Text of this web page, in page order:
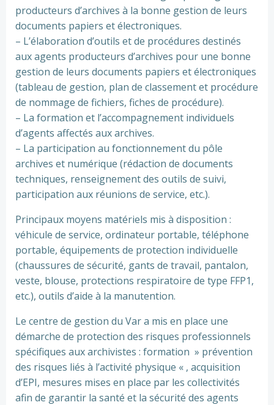
producteurs d’archives à la bonne gestion de leurs
documents papiers et électroniques.
– L’élaboration d’outils et de procédures destinés
aux agents producteurs d’archives pour une bonne
gestion de leurs documents papiers et électroniques
(tableau de gestion, plan de classement et procédure
de nommage de fichiers, fiches de procédure).
– La formation et l’accompagnement individuels
d’agents affectés aux archives.
– La participation au fonctionnement du pôle
archives et numérique (rédaction de documents
techniques, renseignement des outils de suivi,
participation aux réunions de service, etc.).
Principaux moyens matériels mis à disposition :
véhicule de service, ordinateur portable, téléphone
portable, équipements de protection individuelle
(chaussures de sécurité, gants de travail, pantalon,
veste, blouse, protections respiratoire de type FFP1,
etc.), outils d’aide à la manutention.
Le centre de gestion du Var a mis en place une
démarche de protection des risques professionnels
spécifiques aux archivistes : formation » prévention
des risques liés à l’activité physique « , acquisition
d’EPI, mesures mises en place par les collectivités
afin de garantir la santé et la sécurité des agents